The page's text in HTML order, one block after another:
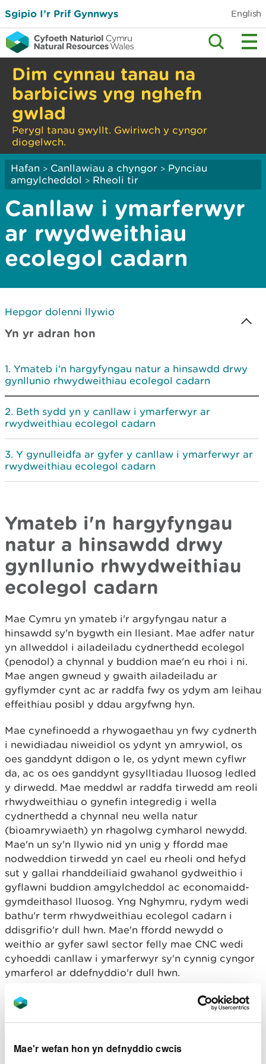
Mae'r wefan hon yn defnyddio cwcis
Sgipio I’r Prif Gynnwys English
Dim cynnau tanau na
barbiciws yng nghefn
gwlad
Perygl tanau gwyllt. Gwiriwch y cyngor
diogelwch.
Hafan > Canllawiau a chyngor > Pynciau
amgylcheddol > Rheoli tir
Canllaw i ymarferwyr
ar rwydweithiau
ecolegol cadarn
Hepgor dolenni llywio
Yn yr adran hon
Ymateb i'n hargyfyngau natur a hinsawdd drwy
gynllunio rhwydweithiau ecolegol cadarn
Beth sydd yn y canllaw i ymarferwyr ar
rwydweithiau ecolegol cadarn
Y gynulleidfa ar gyfer y canllaw i ymarferwyr ar
rwydweithiau ecolegol cadarn
Ymateb i'n hargyfyngau
natur a hinsawdd drwy
gynllunio rhwydweithiau
ecolegol cadarn
Mae Cymru yn ymateb i'r argyfyngau natur a
hinsawdd sy'n bygwth ein llesiant. Mae adfer natur
yn allweddol i ailadeiladu cydnerthedd ecolegol
(penodol) a chynnal y buddion mae'n eu rhoi i ni.
Mae angen gwneud y gwaith ailadeiladu ar
gyflymder cynt ac ar raddfa fwy os ydym am leihau
effeithiau posibl y ddau argyfwng hyn.
Mae cynefinoedd a rhywogaethau yn fwy cydnerth
i newidiadau niweidiol os ydynt yn amrywiol, os
oes ganddynt ddigon o le, os ydynt mewn cyflwr
da, ac os oes ganddynt gysylltiadau lluosog ledled
y dirwedd. Mae meddwl ar raddfa tirwedd am reoli
rhwydweithiau o gynefin integredig i wella
cydnerthedd a chynnal neu wella natur
(bioamrywiaeth) yn rhagolwg cymharol newydd.
Mae'n un sy'n llywio nid yn unig y ffordd mae
nodweddion tirwedd yn cael eu rheoli ond hefyd
sut y gallai rhanddeiliaid gwahanol gydweithio i
gyflawni buddion amgylcheddol ac economaidd-
gymdeithasol lluosog. Yng Nghymru, rydym wedi
bathu'r term rhwydweithiau ecolegol cadarn i
ddisgrifio'r dull hwn. Mae'n ffordd newydd o
weithio ar gyfer sawl sector felly mae CNC wedi
cyhoeddi canllaw i ymarferwyr sy'n cynnig cyngor
ymarferol ar ddefnyddio'r dull hwn.
Beth sydd yn y canllaw i
ymarferwyr ar
rwydweithiau ecolegol